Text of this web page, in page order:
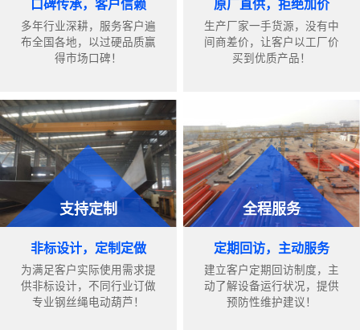
口碑传承，客户信赖
多年行业深耕，服务客户遍
布全国各地，以过硬品质赢
得市场口碑！
原厂直供，拒绝加价
生产厂家一手货源，没有中
间商差价，让客户以工厂价
买到优质产品！
支持定制
非标设计，定制定做
为满足客户实际使用需求提
供非标设计，不同行业订做
专业钢丝绳电动葫芦！
全程服务
定期回访，主动服务
建立客户定期回访制度，主
动了解设备运行状况，提供
预防性维护建议！